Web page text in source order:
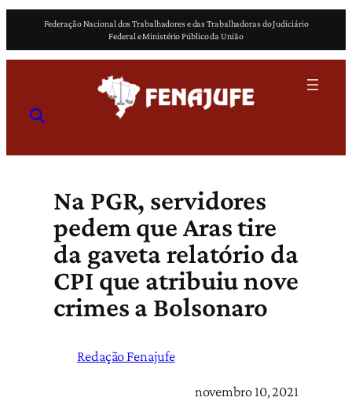
o
Federação Nacional dos Trabalhadores e das Trabalhadoras do Judiciário
Federal e Ministério Público da União
Na PGR, servidores
pedem que Aras tire
da gaveta relatório da
CPI que atribuiu nove
crimes a Bolsonaro
Redação Fenajufe
novembro 10, 2021